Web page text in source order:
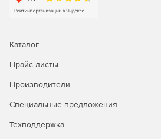
Каталог
Прайс-листы
Производители
Специальные предложения
Техподдержка